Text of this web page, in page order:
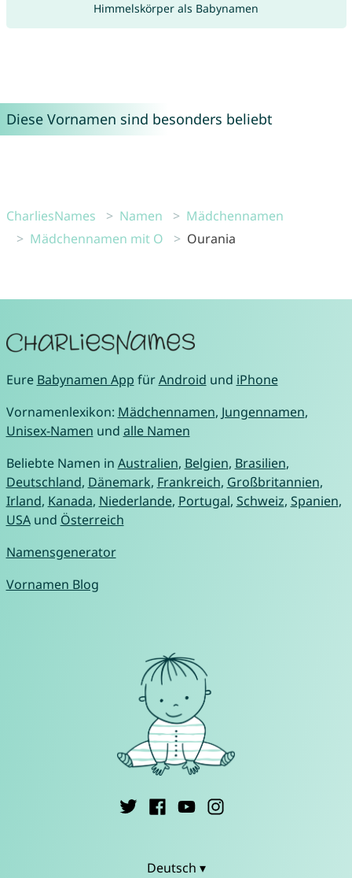
Himmelskörper als Babynamen
Diese Vornamen sind besonders beliebt
CharliesNames Namen
Mädchennamen
Mädchennamen mit O
Ourania
Eure Babynamen App fürAndroid und iPhone
Vornamenlexikon: Mädchennamen, Jungennamen,
Unisex-Namen und alle Namen
Beliebte Namen in Australien, Belgien, Brasilien,
Deutschland, Dänemark, Frankreich, Großbritannien,
Irland, Kanada, Niederlande, Portugal, Schweiz, Spanien,
USAund Österreich
Namensgenerator
Vornamen Blog
Deutsch ▾